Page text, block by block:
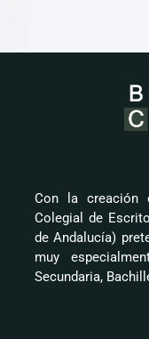
Con la creación
Colegial de
de Andalucía)
muy
Secundaria,